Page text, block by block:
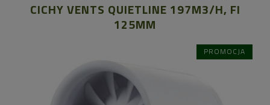
CICHY VENTS QUIETLINE 197M3/H, FI
125MM
PROMOCJA